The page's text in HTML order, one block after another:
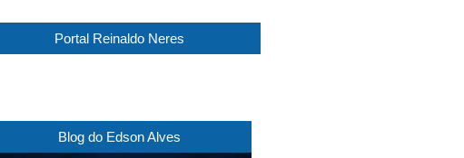
Portal Reinaldo Neres
Blog do Edson Alves